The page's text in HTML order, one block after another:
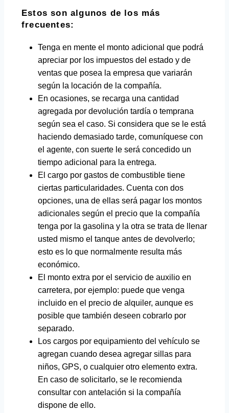
Estos son algunos de los más
frecuentes:
Tenga en mente el monto adicional que podrá
apreciar por los impuestos del estado y de
ventas que posea la empresa que variarán
según la locación de la compañía.
En ocasiones, se recarga una cantidad
agregada por devolución tardía o temprana
según sea el caso. Si considera que se le está
haciendo demasiado tarde, comuníquese con
el agente, con suerte le será concedido un
tiempo adicional para la entrega.
El cargo por gastos de combustible tiene
ciertas particularidades. Cuenta con dos
opciones, una de ellas será pagar los montos
adicionales según el precio que la compañía
tenga por la gasolina y la otra se trata de llenar
usted mismo el tanque antes de devolverlo;
esto es lo que normalmente resulta más
económico.
El monto extra por el servicio de auxilio en
carretera, por ejemplo: puede que venga
incluido en el precio de alquiler, aunque es
posible que también deseen cobrarlo por
separado.
Los cargos por equipamiento del vehículo se
agregan cuando desea agregar sillas para
niños, GPS, o cualquier otro elemento extra.
En caso de solicitarlo, se le recomienda
consultar con antelación si la compañía
dispone de ello.